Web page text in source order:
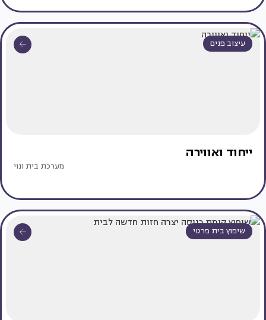
עיצוב פנים
ייחוד ואווירה
מערכת בית ונוי
שיפוץ בית פרטי